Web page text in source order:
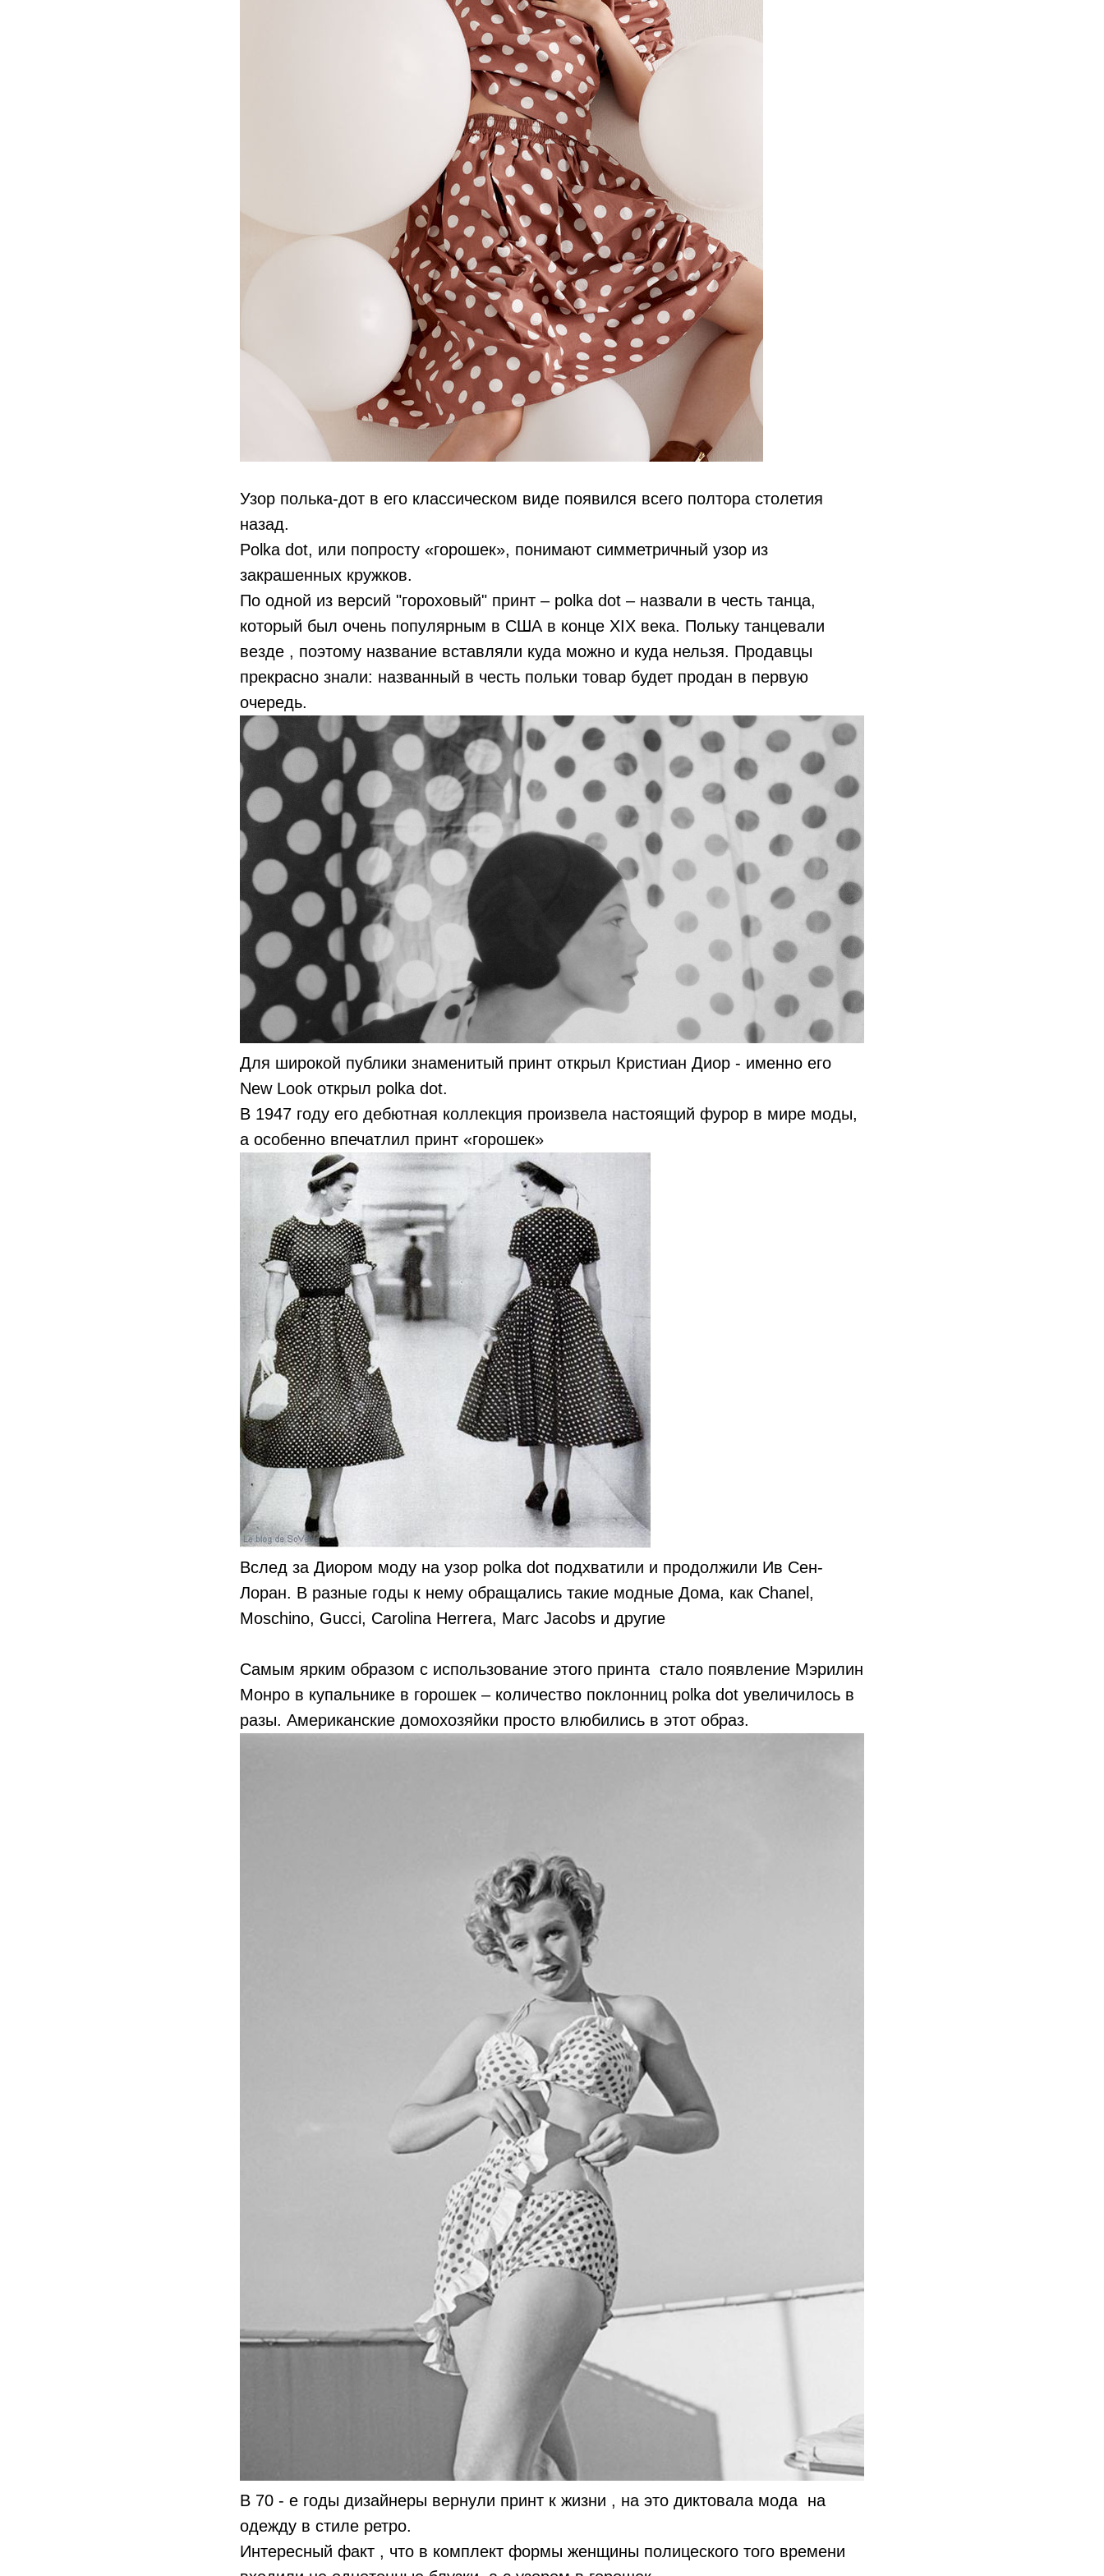
Узор полька-дот в его классическом виде появился всего полтора столетия
назад.
Polka dot, или попросту «горошек», понимают симметричный узор из
закрашенных кружков.
По одной из версий "гороховый" принт – polka dot – назвали в честь танца,
который был очень популярным в США в конце XIX века. Польку танцевали
везде , поэтому название вставляли куда можно и куда нельзя. Продавцы
прекрасно знали: названный в честь польки товар будет продан в первую
очередь.
Для широкой публики знаменитый принт открыл Кристиан Диор - именно его
New Look открыл polka dot.
В 1947 году его дебютная коллекция произвела настоящий фурор в мире моды,
а особенно впечатлил принт «горошек»
Вслед за Диором моду на узор polka dot подхватили и продолжили Ив Сен-
Лоран. В разные годы к нему обращались такие модные Дома, как Chanel,
Moschino, Gucci, Carolina Herrera, Marc Jacobs и другие
Самым ярким образом с использование этого принта стало появление Мэрилин
Монро в купальнике в горошек – количество поклонниц polka dot увеличилось в
разы. Американские домохозяйки просто влюбились в этот образ.
В 70 - е годы дизайнеры вернули принт к жизни , на это диктовала мода на
одежду в стиле ретро.
Интересный факт , что в комплект формы женщины полицеского того времени